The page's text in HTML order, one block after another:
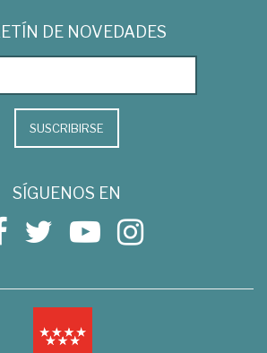
DE NOVEDADES
SUSCRIBIRSE
SÍGUENOS EN